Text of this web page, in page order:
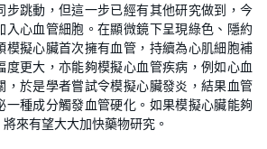
步跳動，但這一步已經有其他研究做到，今
入心血管細胞。在顯微鏡下呈現綠色、隱約
模擬心臟首次擁有血管，持續為心肌細胞補
度更大，亦能夠模擬心血管疾病，例如心血
，於是學者嘗試令模擬心臟發炎，結果血管
一種成分觸發血管硬化。如果模擬心臟能夠
來有望大大加快藥物研究。